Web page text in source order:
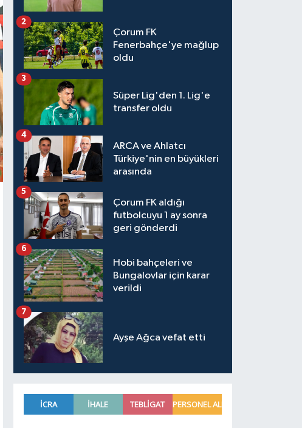
Çorum FK
Fenerbahçe'ye mağlup
oldu
2
Süper Lig'den 1. Lig'e
transfer oldu
3
ARCA ve Ahlatcı
Türkiye'nin en büyükleri
arasında
4
Çorum FK aldığı
futbolcuyu 1 ay sonra
geri gönderdi
5
Hobi bahçeleri ve
Bungalovlar için karar
verildi
6
Ayşe Ağca vefat etti
7